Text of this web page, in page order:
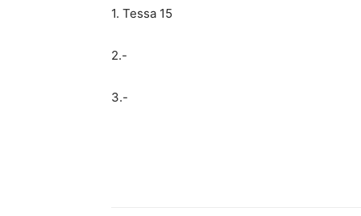
1. Tessa 15
2.-
3.-